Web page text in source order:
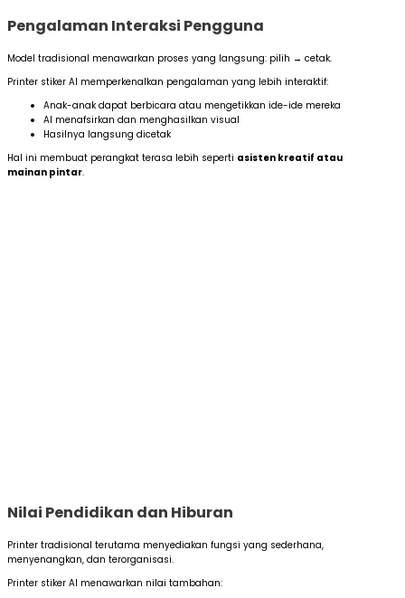
Pengalaman Interaksi Pengguna
Model tradisional menawarkan proses yang langsung: pilih → cetak.
Printer stiker AI memperkenalkan pengalaman yang lebih interaktif:
Anak-anak dapat berbicara atau mengetikkan ide-ide mereka
AI menafsirkan dan menghasilkan visual
Hasilnya langsung dicetak
Hal ini membuat perangkat terasa lebih seperti asisten kreatif atau
mainan pintar.
Nilai Pendidikan dan Hiburan
Printer tradisional terutama menyediakan fungsi yang sederhana,
menyenangkan, dan terorganisasi.
Printer stiker AI menawarkan nilai tambahan: